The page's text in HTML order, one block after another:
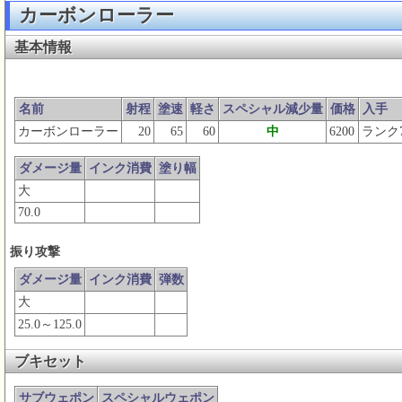
カーボンローラー
基本情報
名前 射程 塗速 軽さ スペシャル減少量 価格
入手
カーボンローラー
20 65 60 中 6200 ランク
ダメージ量 インク消費 塗り幅
大
70.0
振り攻撃
ダメージ量 インク消費 弾数
大
25.0～125.0
ブキセット
サブウェポン スペシャルウェポン